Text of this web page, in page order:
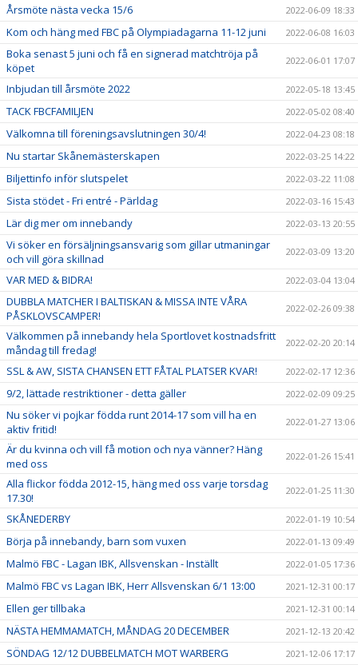
Årsmöte nästa vecka 15/6 2022-06-09 18:33
Kom och häng med FBC på Olympiadagarna 11-12 juni 2022-06-08 16:03
Boka senast 5 juni och få en signerad matchtröja på
köpet
2022-06-01 17:07
Inbjudan till årsmöte 2022 2022-05-18 13:45
TACK FBCFAMILJEN 2022-05-02 08:40
Välkomna till föreningsavslutningen 30/4! 2022-04-23 08:18
Nu startar Skånemästerskapen 2022-03-25 14:22
Biljettinfo inför slutspelet 2022-03-22 11:08
Sista stödet - Fri entré - Pärldag 2022-03-16 15:43
Lär dig mer om innebandy 2022-03-13 20:55
Vi söker en försäljningsansvarig som gillar utmaningar
och vill göra skillnad
2022-03-09 13:20
VAR MED & BIDRA! 2022-03-04 13:04
DUBBLA MATCHER I BALTISKAN & MISSA INTE VÅRA
PÅSKLOVSCAMPER!
2022-02-26 09:38
Välkommen på innebandy hela Sportlovet kostnadsfritt
måndag till fredag!
2022-02-20 20:14
SSL & AW, SISTA CHANSEN ETT FÅTAL PLATSER KVAR! 2022-02-17 12:36
9/2, lättade restriktioner - detta gäller 2022-02-09 09:25
Nu söker vi pojkar födda runt 2014-17 som vill ha en
aktiv fritid!
2022-01-27 13:06
Är du kvinna och vill få motion och nya vänner? Häng
med oss
2022-01-26 15:41
Alla flickor födda 2012-15, häng med oss varje torsdag
17.30!
2022-01-25 11:30
SKÅNEDERBY 2022-01-19 10:54
Börja på innebandy, barn som vuxen 2022-01-13 09:49
Malmö FBC - Lagan IBK, Allsvenskan - Inställt 2022-01-05 17:36
Malmö FBC vs Lagan IBK, Herr Allsvenskan 6/1 13:00 2021-12-31 00:17
Ellen ger tillbaka 2021-12-31 00:14
NÄSTA HEMMAMATCH, MÅNDAG 20 DECEMBER 2021-12-13 20:42
SÖNDAG 12/12 DUBBELMATCH MOT WARBERG 2021-12-06 17:17